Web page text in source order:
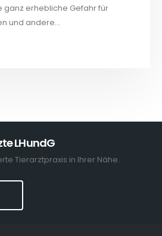
ganz erhebliche Gefahr für
und andere...
LHundG
Tierarztpraxis in Ihrer Nähe.